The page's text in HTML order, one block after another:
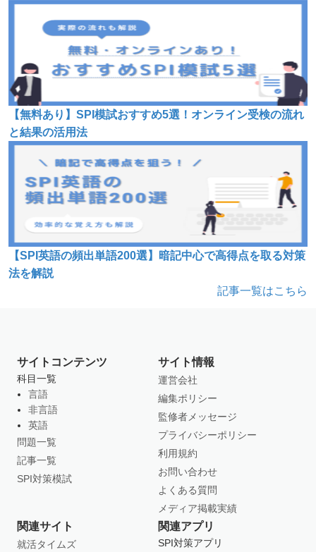
【無料あり】SPI模試おすすめ5選！オンライン受検の流れ
と結果の活用法
【SPI英語の頻出単語200選】暗記中心で高得点を取る対策
法を解説
記事一覧はこちら
サイトコンテンツ
科目一覧
言語
非言語
英語
問題一覧
記事一覧
SPI対策模試
サイト情報
運営会社
編集ポリシー
監修者メッセージ
プライバシーポリシー
利用規約
お問い合わせ
よくある質問
メディア掲載実績
関連サイト
就活タイムズ
関連アプリ
SPI対策アプリ